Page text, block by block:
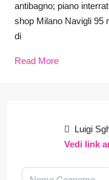
antibagno; piano
shop Milano Navigli 95
di
Read More
Luigi
Vedi link